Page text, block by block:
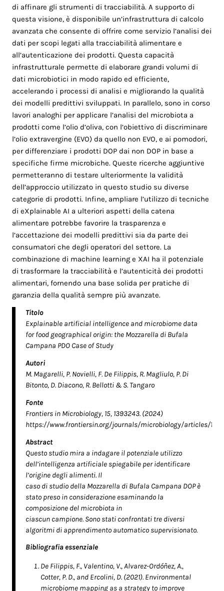
di affinare gli strumenti di tracciabilità. A supporto di
questa visione, è disponibile un’infrastruttura di calcolo
avanzata che consente di offrire come servizio l’analisi dei
dati per scopi legati alla tracciabilità alimentare e
all’autenticazione dei prodotti. Questa capacità
infrastrutturale permette di elaborare grandi volumi di
dati microbiotici in modo rapido ed efficiente,
accelerando i processi di analisi e migliorando la qualità
dei modelli predittivi sviluppati. In parallelo, sono in corso
lavori analoghi per applicare l’analisi del microbiota a
prodotti come l’olio d’oliva, con l’obiettivo di discriminare
l’olio extravergine (EVO) da quello non EVO, e ai pomodori,
per differenziare i prodotti DOP dai non DOP in base a
specifiche firme microbiche. Queste ricerche aggiuntive
permetteranno di testare ulteriormente la validità
dell’approccio utilizzato in questo studio su diverse
categorie di prodotti. Infine, ampliare l’utilizzo di tecniche
di eXplainable AI a ulteriori aspetti della catena
alimentare potrebbe favorire la trasparenza e
l’accettazione dei modelli predittivi sia da parte dei
consumatori che degli operatori del settore. La
combinazione di machine learning e XAI ha il potenziale
di trasformare la tracciabilità e l’autenticità dei prodotti
alimentari, fornendo una base solida per pratiche di
garanzia della qualità sempre più avanzate.
Titolo
Explainable artificial intelligence and microbiome data
for food geographical origin: the Mozzarella di Bufala
Campana PDO Case of Study
Autori
M. Magarelli, P. Novielli, F. De Filippis, R. Magliulo, P. Di
Bitonto, D. Diacono, R. Bellotti & S. Tangaro
Fonte
Frontiers in Microbiology, 15, 1393243. (2024)
https://www.frontiersin.org/journals/microbiology/articles/
Abstract
Questo studio mira a indagare il potenziale utilizzo
dell’intelligenza artificiale spiegabile per identificare
l’origine degli alimenti. Il
caso di studio della Mozzarella di Bufala Campana DOP è
stato preso in considerazione esaminando la
composizione del microbiota in
ciascun campione. Sono stati confrontati tre diversi
algoritmi di apprendimento automatico supervisionato.
Bibliografia essenziale
De Filippis, F., Valentino, V., Alvarez-Ordóñez, A.,
Cotter, P. D., and Ercolini, D. (2021). Environmental
microbiome mapping as a strategy to improve